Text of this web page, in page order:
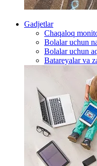
Gadjetlar
Chaqaloq
Bolalar uchun
Bolalar uchun
Batareyalar va